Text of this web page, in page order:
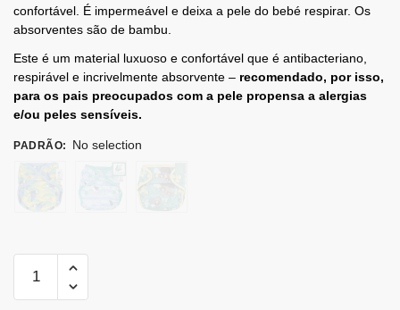
confortável. É impermeável e deixa a pele do bebé respirar. Os
absorventes são de bambu.
Este é um material luxuoso e confortável que é antibacteriano,
respirável e incrivelmente absorvente – recomendado, por isso,
para os pais preocupados com a pele propensa a alergias
e/ou peles sensíveis.
PADRÃO: No selection